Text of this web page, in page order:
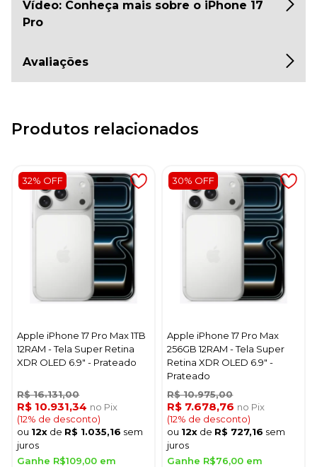
Vídeo: Conheça mais sobre o iPhone 17
Pro
Avaliações
Produtos relacionados
32% OFF
Apple iPhone 17 Pro Max 1TB
12RAM - Tela Super Retina
XDR OLED 6.9" - Prateado
R$ 16.131,00
R$ 10.931,34 no Pix
(12% de desconto)
ou 12x de R$ 1.035,16 sem
juros
Ganhe R$109,00 em
30% OFF
Apple iPhone 17 Pro Max
256GB 12RAM - Tela Super
Retina XDR OLED 6.9" -
Prateado
R$ 10.975,00
R$ 7.678,76 no Pix
(12% de desconto)
ou 12x de R$ 727,16 sem
juros
Ganhe R$76,00 em